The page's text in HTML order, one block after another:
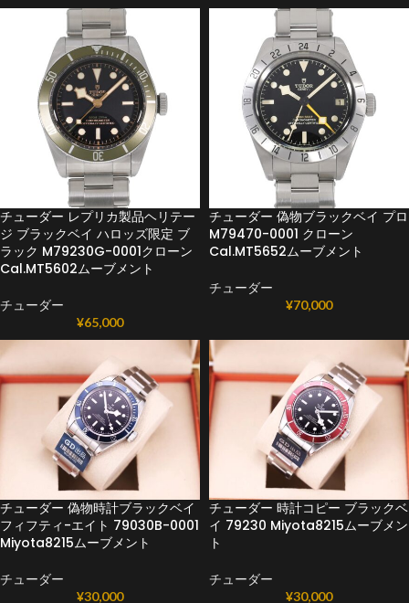
チューダー レプリカ製品ヘリテー
ジ ブラックベイ ハロッズ限定 ブ
ラック M79230G-0001クローン
Cal.MT5602ムーブメント
チューダー
¥65,000
チューダー 偽物ブラックベイ プロ
M79470-0001 クローン
Cal.MT5652ムーブメント
チューダー
¥70,000
チューダー 偽物時計ブラックベイ
フィフティ-エイト 79030B-0001
Miyota8215ムーブメント
チューダー
¥30,000
チューダー 時計コピー ブラックベ
イ 79230 Miyota8215ムーブメン
ト
チューダー
¥30,000